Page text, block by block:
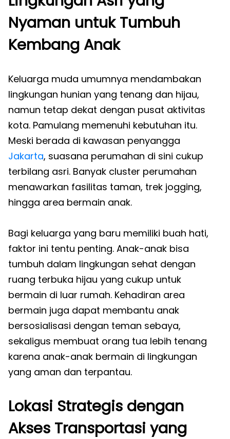
Nyaman untuk Tumbuh
Kembang Anak
Keluarga muda umumnya mendambakan
lingkungan hunian yang tenang dan hijau,
namun tetap dekat dengan pusat aktivitas
kota. Pamulang memenuhi kebutuhan itu.
Meski berada di kawasan penyangga
Jakarta, suasana perumahan di sini cukup
terbilang asri. Banyak cluster perumahan
menawarkan fasilitas taman, trek jogging,
hingga area bermain anak.
Bagi keluarga yang baru memiliki buah hati,
faktor ini tentu penting. Anak-anak bisa
tumbuh dalam lingkungan sehat dengan
ruang terbuka hijau yang cukup untuk
bermain di luar rumah. Kehadiran area
bermain juga dapat membantu anak
bersosialisasi dengan teman sebaya,
sekaligus membuat orang tua lebih tenang
karena anak-anak bermain di lingkungan
yang aman dan terpantau.
Lokasi Strategis dengan
Akses Transportasi yang